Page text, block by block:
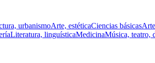
urbanismoArte, estéticaCiencias básicas
Literatura, linguísticaMedicinaMúsica, teatro,